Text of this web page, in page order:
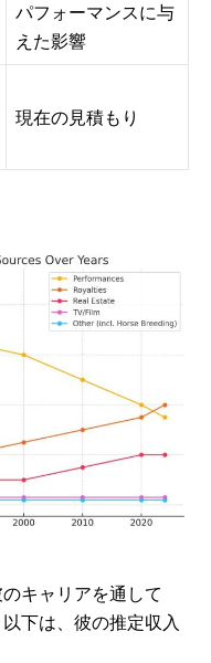
パフォーマンスに与
えた影響
現在の見積もり
キャリアを通して
下は、彼の推定収入